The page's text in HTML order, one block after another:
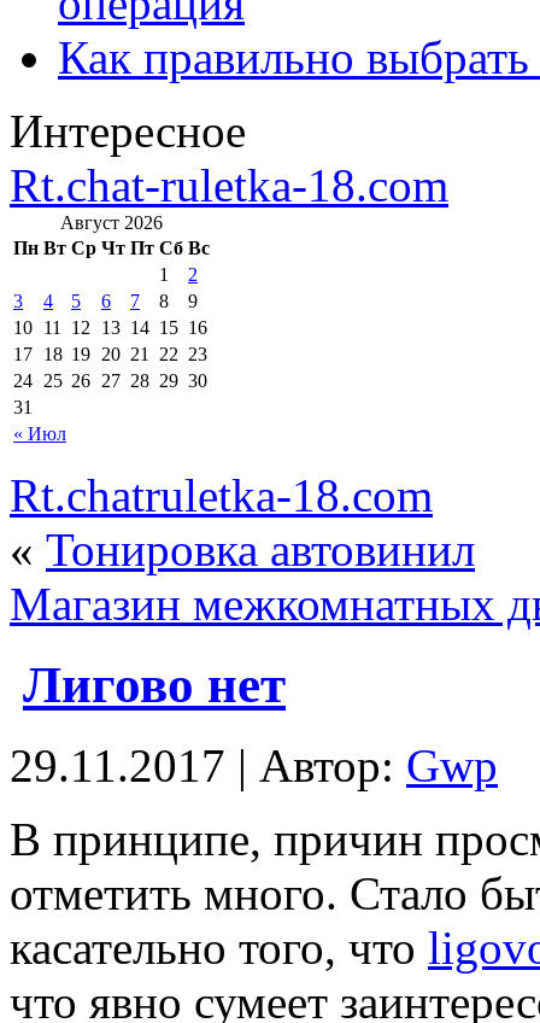
Как правильно
Интересное
Rt.chat-ruletka-18.com
Август 2026
Пн Вт Ср Чт Пт Сб Вс
« Июл
1
2
3
4 5 6 7 8
9
10 11 12 13 14 15 16
17 18 19 20 21 22 23
24 25 26 27 28 29 30
31
Rt.chatruletka-18.com
« Тонировка автовинил
Магазин межкомнатных
Лигово нет
29.11.2017 | Автор: Gwp
В принципe, причин
отметить много. Стало
касательно того, что
что явно сумеет